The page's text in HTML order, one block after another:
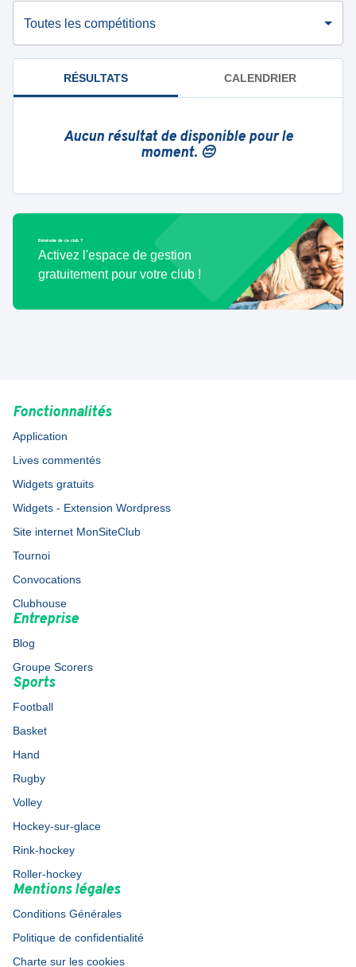
Toutes les compétitions
RÉSULTATS CALENDRIER
Aucun résultat de disponible pour le
moment. 😔
Bénévole de ce club ?
Activez l'espace de gestion
gratuitement pour votre club !
Fonctionnalités
Application
Lives commentés
Widgets gratuits
Widgets - Extension Wordpress
Site internet MonSiteClub
Tournoi
Convocations
Clubhouse
Entreprise
Blog
Groupe Scorers
Sports
Football
Basket
Hand
Rugby
Volley
Hockey-sur-glace
Rink-hockey
Roller-hockey
Mentions légales
Conditions Générales
Politique de confidentialité
Charte sur les cookies